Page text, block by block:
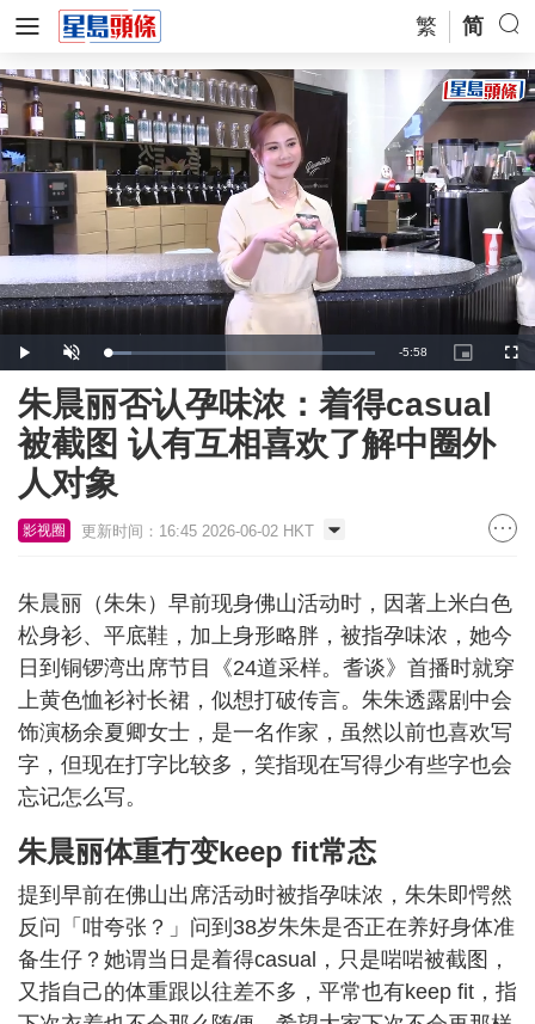
繁 简
Play Unmute Loaded:
8.73%
Remaining
-5:58
Picture-
in-
朱晨丽否认孕味浓：着得casual
被截图 认有互相喜欢了解中圈外
人对象
影视圈 更新时间：16:45 2026-06-02 HKT
朱晨丽（朱朱）早前现身佛山活动时，因著上米白色
松身衫、平底鞋，加上身形略胖，被指孕味浓，她今
日到铜锣湾出席节目《24道采样。耆谈》首播时就穿
上黄色恤衫衬长裙，似想打破传言。朱朱透露剧中会
饰演杨余夏卿女士，是一名作家，虽然以前也喜欢写
字，但现在打字比较多，笑指现在写得少有些字也会
忘记怎么写。
朱晨丽体重冇变keep fit常态
提到早前在佛山出席活动时被指孕味浓，朱朱即愕然
反问「咁夸张？」问到38岁朱朱是否正在养好身体准
备生仔？她谓当日是着得casual，只是啱啱被截图，
又指自己的体重跟以往差不多，平常也有keep fit，指